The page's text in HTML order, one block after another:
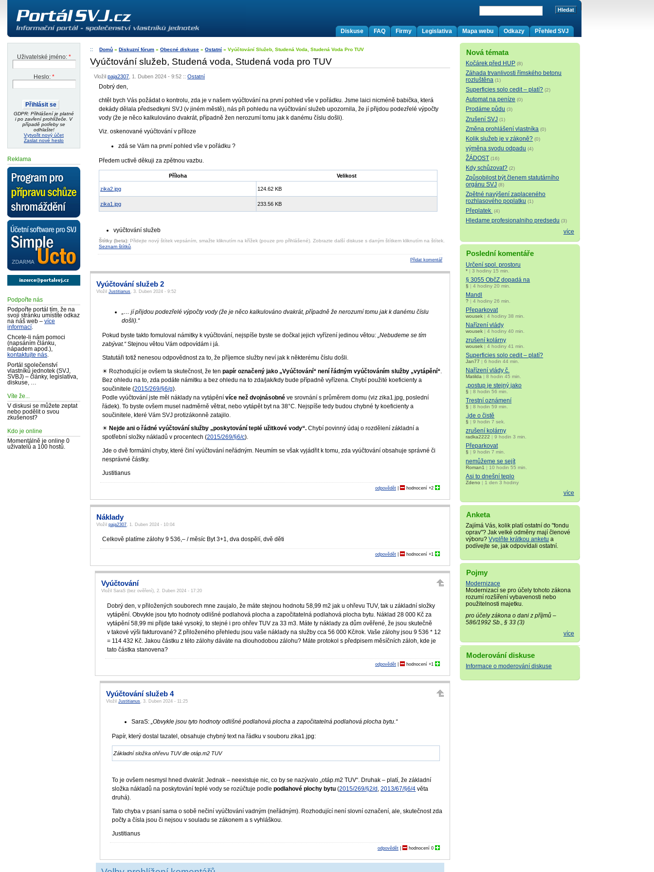
Přehled SVJ
Odkazy
Mapa webu
Legislativa
Firmy
FAQ
Diskuse
Uživatelské jméno: *
Heslo: *
GDPR: Přihlášení je platné
i po zavření prohlížeče. V
případě potřeby se
odhlašte!
Vytvořit nový účet
Zaslat nové heslo
Reklama
Podpořte nás
Podpořte portál tím, že na
svoji stránku umístíte odkaz
na náš web – více
informací
Chcete-li nám pomoci
(napsáním článku,
nápadem apod.),
kontaktujte nás
Portál společenství
vlastníků jednotek (SVJ,
SVBJ) – články, legislativa,
diskuse, …
Víte že...
V diskusi se můžete zeptat
nebo podělit o svou
zkušenost?
Kdo je online
Momentálně je online 0
uživatelů a 100 hostů.
Nová témata
Kočárek před HUP (8)
Záhada trvanlivosti římského betonu
rozluštěna (1)
Superficies solo cedit – platí? (2)
Automat na peníze (0)
Prodáme půdu (3)
Zrušení SVJ (1)
Změna prohlášení vlastníka (0)
Kolik služeb je v zákoně? (0)
výměna svodu odpadu (4)
ŽÁDOST (16)
Kdy schůzovat? (2)
Způsobilost být členem statutárního
orgánu SVJ (8)
Zpětné navýšení zaplaceného
rozhlasového poplatku (1)
Přeplatek (4)
Hledame profesionalniho predsedu (3)
více
Poslední komentáře
Určení spol. prostoru
* |3 hodiny 15 min.
§ 3055 ObčZ dopadá na
§ |4 hodiny 20 min.
Mandl
? |4 hodiny 26 min.
Přeparkovat
wousek |4 hodiny 38 min.
Nařízení vlády
wousek |4 hodiny 40 min.
zrušení kolárny
wousek |4 hodiny 41 min.
Superficies solo cedit – platí?
Jan77 |6 hodin 44 min.
Nařízení vlády č.
Matilda |8 hodin 45 min.
„postup je stejný jako
§ |8 hodin 56 min.
Trestní oznámení
§ |8 hodin 59 min.
„jde o čistě
§ |9 hodin 7 sek.
zrušení kolárny
radka2222 |9 hodin 3 min.
Přeparkovat
§ |9 hodin 7 min.
nemůžeme se sejít
Roman1 | 10 hodin 55 min.
Asi to dnešní teplo
Zdeno | 1 den 3 hodiny
více
Anketa
Zajímá Vás, kolik platí ostatní do "fondu
oprav"? Jak velké odměny mají členové
výboru?Vyplňte krátkou anketu a
podívejte se, jak odpovídali ostatní.
Pojmy
Modernizace
Modernizací se pro účely tohoto zákona
rozumí rozšíření vybavenosti nebo
použitelnosti majetku.
pro účely zákona o dani z příjmů –
586/1992 Sb., § 33 (3)
více
Moderování diskuse
Informace o moderování diskuse
Domů » Diskuzní fórum » Obecné diskuse » Ostatní » Vyúčtování Služeb, Studená Voda, Studená Voda Pro TUV
Vyúčtování služeb, Studená voda, Studená voda pro TUV
Vložil paja2307 , 1. Duben 2024 - 9:52 :: Ostatní
Dobrý den,
chtěl bych Vás požádat o kontrolu, zda je v našem vyúčtování na první pohled vše v pořádku. Jsme laici nicméně babička, která
dekády dělala předsedkyni SVJ (v jiném městě), nás při pohledu na vyúčtování služeb upozornila, že jí přijdou podezřelé výpočty
vody (že je něco kalkulováno dvakrát, případně žen nerozumí tomu jak k danému číslu došli).
Viz. oskenované vyúčtování v příloze
zdá se Vám na první pohled vše v pořádku ?
Předem uctivě děkuji za zpětnou vazbu.
Příloha Velikost
zika2.jpg 124.62 KB
zika1.jpg 233.56 KB
vyúčtování služeb
Štítky (beta): Přidejte nový štítek vepsáním, smažte kliknutím na křížek (pouze pro přihlášené). Zobrazte další diskuse s daným štítkem kliknutím na štítek.
Seznam štítků
Přidat komentář
Vyúčtování služeb 2
VložilJustitianus , 3. Duben 2024 - 9:52
„… jí přijdou podezřelé výpočty vody (že je něco kalkulováno dvakrát, případně že nerozumí tomu jak k danému číslu
došli).“
Pokud byste takto fomuloval námitky k vyúčtování, nejspíše byste se dočkal jejich vyřízení jedinou větou:„Nebudeme se tím
zabývat.“Stejnou větou Vám odpovídám i já.
Statutáři totiž nenesou odpovědnost za to, že příjemce služby neví jak k některému číslu došli.
☀ Rozhodující je ovšem ta skutečnost, že tenpapír označený jako „Vyúčtování“ není řádným vyúčtováním služby „vytápění“
Bez ohledu na to, zda podáte námitku a bez ohledu na to zda/jak/kdy bude případně vyřízena. Chybí použité koeficienty a
součinitele (2015/269/§6/g).
Podle vyúčtování jste měl náklady na vytápěnívíce než dvojnásobné ve srovnání s průměrem domu (viz zika1.jpg, poslední
řádek). To byste ovšem musel nadměrně větrat, nebo vytápět byt na 38°C. Nejspíše tedy budou chybné ty koeficienty a
součinitele, které Vám SVJ protizákonně zatajilo.
☀ Nejde ani o řádné vyúčtování služby „poskytování teplé užitkové vody“. Chybí povinný údaj o rozdělení základní a
spotřební složky nákladů v procentech (2015/269/§6/c).
Jde o dvě formální chyby, které činí vyúčtování neřádným. Neumím se však vyjádřit k tomu, zda vyúčtování obsahuje správné či
nesprávné částky.
Justitianus
odpovědět| hodnocení +2
Náklady
Vložilpaja2307 , 1. Duben 2024 - 10:04
Celkově platíme zálohy 9 536,– / měsíc Byt 3+1, dva dospělí, dvě děti
odpovědět| hodnocení +1
Vyúčtování
Vložil SaraS (bez ověření), 2. Duben 2024 - 17:20
Dobrý den, v přiložených souborech mne zaujalo, že máte stejnou hodnotu 58,99 m2 jak u ohřevu TUV, tak u základní složky
vytápění. Obvykle jsou tyto hodnoty odlišné podlahová plocha a započitatelná podlahová plocha bytu. Náklad 28 000 Kč za
vytápění 58,99 mi přijde také vysoký, to stejné i pro ohřev TUV za 33 m3. Máte ty náklady za dům ověřené, že jsou skutečně
v takové výši fakturované? Z přiloženého přehledu jsou vaše náklady na služby cca 56 000 Kč/rok. Vaše zálohy jsou 9 536 * 12
= 114 432 Kč. Jakou částku z této zálohy dáváte na dlouhodobou zálohu? Máte protokol s předpisem měsíčních záloh, kde je
tato částka stanovena?
odpovědět| hodnocení +1
Vyúčtování služeb 4
VložilJustitianus , 3. Duben 2024 - 11:25
SaraS:„Obvykle jsou tyto hodnoty odlišné podlahová plocha a započitatelná podlahová plocha bytu.“
Papír, který dostal tazatel, obsahuje chybný text na řádku v souboru zika1.jpg:
Základní složka ohřevu TUV dle otáp.m2 TUV
To je ovšem nesmysl hned dvakrát: Jednak – neexistuje nic, co by se nazývalo „otáp.m2 TUV“. Druhak – platí, že základní
složka nákladů na poskytování teplé vody se rozúčtuje podlepodlahové plochy bytu (2015/269/§2/d ,2013/67/§6/4 věta
druhá).
Tato chyba v psaní sama o sobě nečiní vyúčtování vadným (neřádným). Rozhodující není slovní označení, ale, skutečnost zda
počty a čísla jsou či nejsou v souladu se zákonem a s vyhláškou.
Justitianus
odpovědět| hodnocení 0